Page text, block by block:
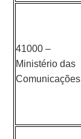
41000 –
Ministério das
Comunicações